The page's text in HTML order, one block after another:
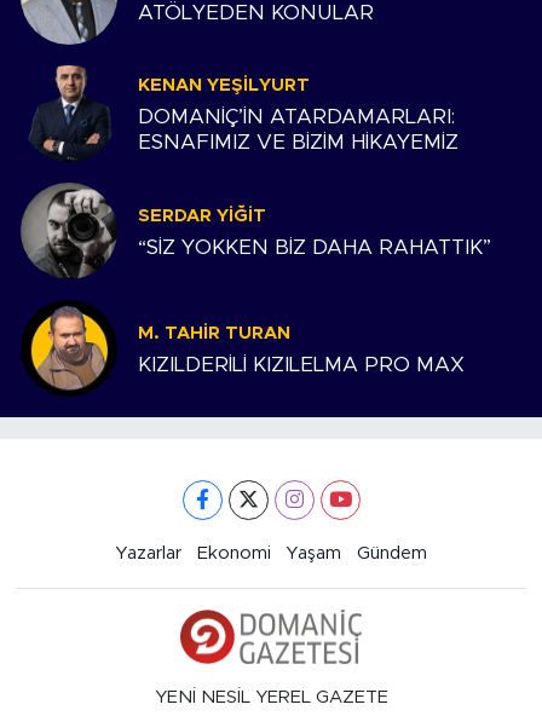
ATÖLYEDEN KONULAR
KENAN YEŞILYURT
DOMANİÇ’İN ATARDAMARLARI:
ESNAFIMIZ VE BİZİM HİKAYEMİZ
SERDAR YIĞIT
“SİZ YOKKEN BİZ DAHA RAHATTIK”
M. TAHIR TURAN
KIZILDERİLİ KIZILELMA PRO MAX
Yazarlar Ekonomi Yaşam Gündem
YENİ NESİL YEREL GAZETE